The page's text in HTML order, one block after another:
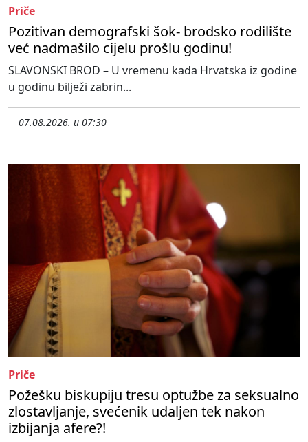
Priče
Pozitivan demografski šok- brodsko rodilište
već nadmašilo cijelu prošlu godinu!
SLAVONSKI BROD – U vremenu kada Hrvatska iz godine
u godinu bilježi zabrin...
07.08.2026. u 07:30
Priče
Požešku biskupiju tresu optužbe za seksualno
zlostavljanje, svećenik udaljen tek nakon
izbijanja afere?!